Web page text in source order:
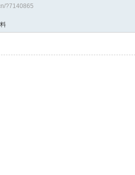
?7140865